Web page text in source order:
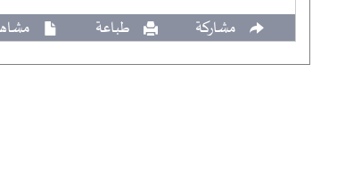
مشاركة
طباعة